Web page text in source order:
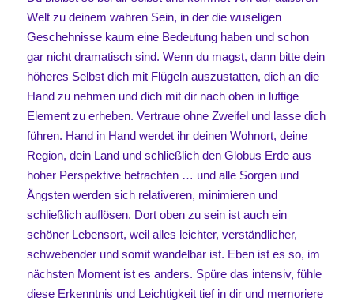
Welt zu deinem wahren Sein, in der die wuseligen
Geschehnisse kaum eine Bedeutung haben und schon
gar nicht dramatisch sind. Wenn du magst, dann bitte dein
höheres Selbst dich mit Flügeln auszustatten, dich an die
Hand zu nehmen und dich mit dir nach oben in luftige
Element zu erheben. Vertraue ohne Zweifel und lasse dich
führen. Hand in Hand werdet ihr deinen Wohnort, deine
Region, dein Land und schließlich den Globus Erde aus
hoher Perspektive betrachten … und alle Sorgen und
Ängsten werden sich relativeren, minimieren und
schließlich auflösen. Dort oben zu sein ist auch ein
schöner Lebensort, weil alles leichter, verständlicher,
schwebender und somit wandelbar ist. Eben ist es so, im
nächsten Moment ist es anders. Spüre das intensiv, fühle
diese Erkenntnis und Leichtigkeit tief in dir und memoriere